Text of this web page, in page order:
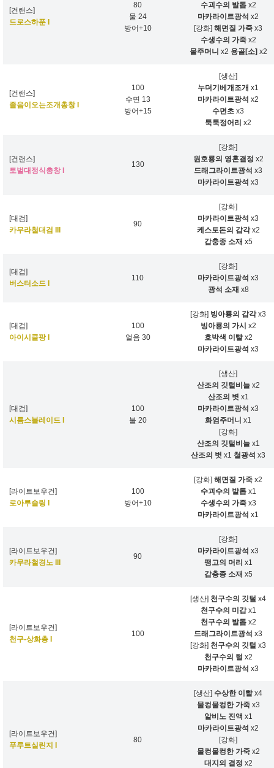
[건랜스]
드로스하푼 I
80
물 24
방어+10
수괴수의 발톱x2
마카라이트광석 x2
[강화] 해면질 가죽 x3
수생수의 가죽x2
물주머니 x2 용골[소] x2
[건랜스]
졸음이오는조개총창 I
100
수면 13
방어+15
[생산]
누더기베개조개 x1
마카라이트광석 x2
수면초 x3
툭툭정어리 x2
[건랜스]
토벌대정식총창 I
130
[강화]
원호룡의 영혼결정 x2
드래그라이트광석 x3
마카라이트광석 x3
[대검]
카무라철대검 III
90
[강화]
마카라이트광석 x3
케스토돈의 갑각x2
갑충종 소재 x5
[대검]
버스터소드 I
110
[강화]
마카라이트광석 x3
광석 소재 x8
[대검]
아이시클팡 I
100
얼음 30
[강화] 빙아룡의 갑각x3
빙아룡의 가시 x2
호박색 이빨x2
마카라이트광석 x3
[대검]
시름스블레이드 I
100
불 20
[생산]
산조의 깃털비늘x2
산조의 볏 x1
마카라이트광석 x3
화염주머니 x1
[강화]
산조의 깃털비늘x1
산조의 볏 x1 철광석 x3
[라이트보우건]
로아루슬링 I
100
방어+10
[강화] 해면질 가죽 x2
수괴수의 발톱x1
수생수의 가죽x3
마카라이트광석 x1
[라이트보우건]
카무라철경노 III
90
[강화]
마카라이트광석 x3
팽고의 머리 x1
갑충종 소재 x5
[라이트보우건]
천구-상화총 I
100
[생산] 천구수의 깃털 x4
천구수의 미갑x1
천구수의 발톱x2
드래그라이트광석 x3
[강화] 천구수의 깃털 x3
천구수의 털 x2
마카라이트광석 x3
[라이트보우건]
푸루트실린지 I
80
[생산] 수상한 이빨x4
물컹물컹한 가죽x3
알비노 진액 x1
마카라이트광석 x2
[강화]
물컹물컹한 가죽x2
대지의 결정 x2